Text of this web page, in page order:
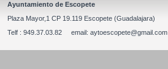
Ayuntamiento de Escopete
Plaza Mayor,1 CP 19.119 Escopete (Guadalajara)
Telf : 949.37.03.82 email: aytoescopete@gmail.com